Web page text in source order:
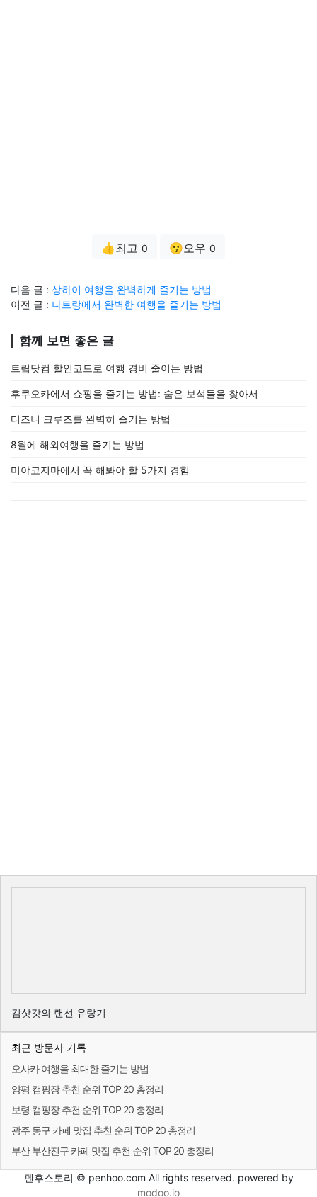
👍최고 0 😗오우 0
다음 글 : 상하이 여행을 완벽하게 즐기는 방법
이전 글 : 나트랑에서 완벽한 여행을 즐기는 방법
함께 보면 좋은 글
트립닷컴 할인코드로 여행 경비 줄이는 방법
후쿠오카에서 쇼핑을 즐기는 방법: 숨은 보석들을 찾아서
디즈니 크루즈를 완벽히 즐기는 방법
8월에 해외여행을 즐기는 방법
미야코지마에서 꼭 해봐야 할 5가지 경험
김삿갓의 랜선 유랑기
최근 방문자 기록
오사카 여행을 최대한 즐기는 방법
양평 캠핑장 추천 순위 TOP 20 총정리
보령 캠핑장 추천 순위 TOP 20 총정리
광주 동구 카페 맛집 추천 순위 TOP 20 총정리
부산 부산진구 카페 맛집 추천 순위 TOP 20 총정리
펜후스토리 © penhoo.com All rights reserved. powered by
modoo.io